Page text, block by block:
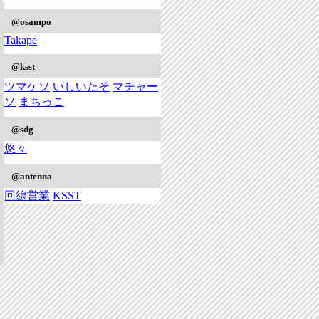
@osampo
Takape
@ksst
ツマケソ いしいたそ マチャー
ソ まちっこ
@sdg
悠々
@antenna
回線営業 KSST